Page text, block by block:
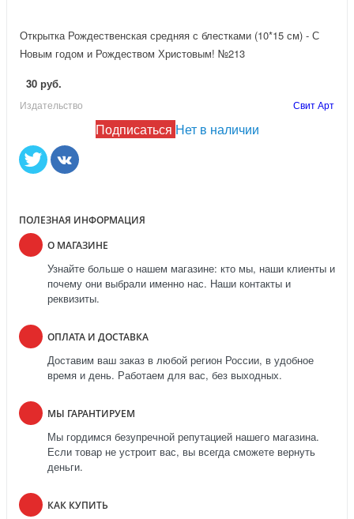
Открытка Рождественская средняя с блестками (10*15 см) - С
Новым годом и Рождеством Христовым! №213
30 руб.
Издательство Свит Арт
Подписаться Нет в наличии
ПОЛЕЗНАЯ ИНФОРМАЦИЯ
О МАГАЗИНЕ
Узнайте больше о нашем магазине: кто мы, наши клиенты и
почему они выбрали именно нас. Наши контакты и
реквизиты.
ОПЛАТА И ДОСТАВКА
Доставим ваш заказ в любой регион России, в удобное
время и день. Работаем для вас, без выходных.
МЫ ГАРАНТИРУЕМ
Мы гордимся безупречной репутацией нашего магазина.
Если товар не устроит вас, вы всегда сможете вернуть
деньги.
КАК КУПИТЬ